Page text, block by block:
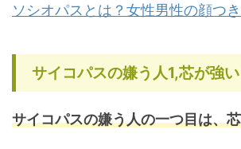
ソシオパスとは？女性男性の顔つ
サイコパスの嫌う人1,芯が強い
サイコパスの嫌う人の一つ目は、